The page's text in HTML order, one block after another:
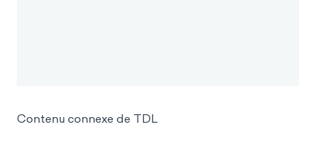
Contenu connexe de TDL